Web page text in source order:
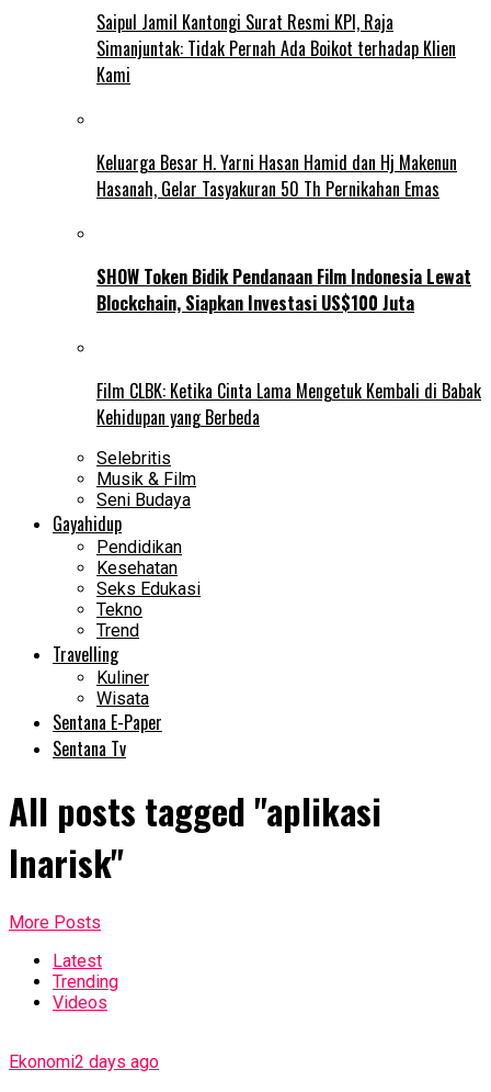
Saipul Jamil Kantongi Surat Resmi KPI, Raja
Simanjuntak: Tidak Pernah Ada Boikot terhadap Klien
Kami
Keluarga Besar H. Yarni Hasan Hamid dan Hj Makenun
Hasanah, Gelar Tasyakuran 50 Th Pernikahan Emas
SHOW Token Bidik Pendanaan Film Indonesia Lewat
Blockchain, Siapkan Investasi US$100 Juta
Film CLBK: Ketika Cinta Lama Mengetuk Kembali di Babak
Kehidupan yang Berbeda
Selebritis
Musik & Film
Seni Budaya
Gayahidup
Pendidikan
Kesehatan
Seks Edukasi
Tekno
Trend
Travelling
Kuliner
Wisata
Sentana E-Paper
Sentana Tv
All posts tagged "aplikasi
Inarisk"
More Posts
Latest
Trending
Videos
Ekonomi2 days ago